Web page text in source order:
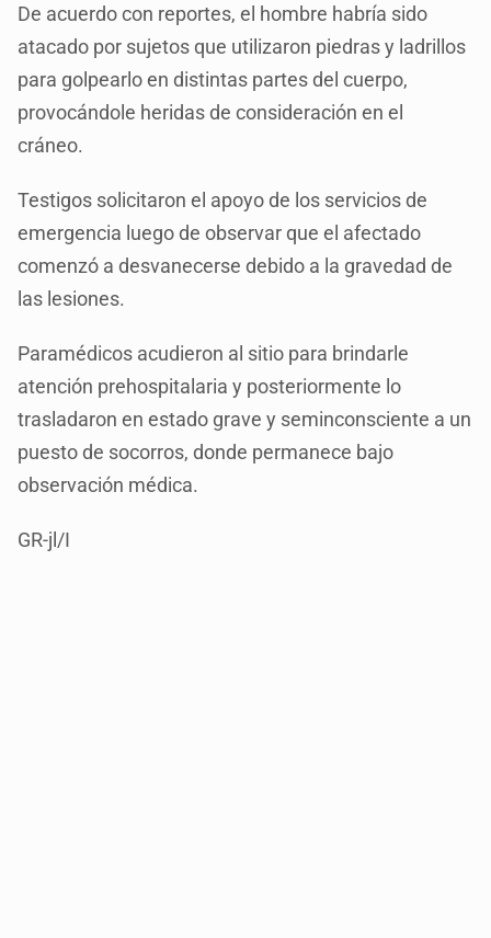
De acuerdo con reportes, el hombre habría sido
atacado por sujetos que utilizaron piedras y ladrillos
para golpearlo en distintas partes del cuerpo,
provocándole heridas de consideración en el
cráneo.
Testigos solicitaron el apoyo de los servicios de
emergencia luego de observar que el afectado
comenzó a desvanecerse debido a la gravedad de
las lesiones.
Paramédicos acudieron al sitio para brindarle
atención prehospitalaria y posteriormente lo
trasladaron en estado grave y seminconsciente a un
puesto de socorros, donde permanece bajo
observación médica.
GR-jl/I